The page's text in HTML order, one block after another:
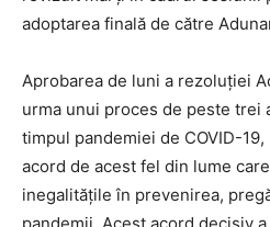
adoptarea finală de către
Aprobarea de luni a rezoluției
urma unui proces de peste trei
timpul pandemiei de COVID-
acord de acest fel din lume
inegalitățile în prevenirea,